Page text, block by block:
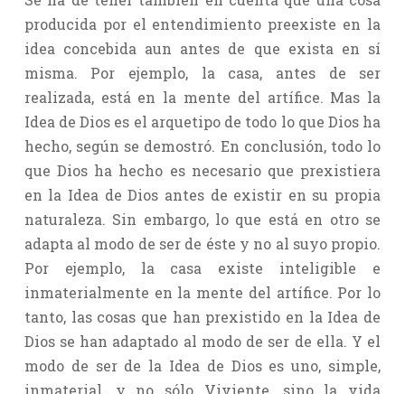
producida por el entendimiento preexiste en la
idea concebida aun antes de que exista en sí
misma. Por ejemplo, la casa, antes de ser
realizada, está en la mente del artífice. Mas la
Idea de Dios es el arquetipo de todo lo que Dios ha
hecho, según se demostró. En conclusión, todo lo
que Dios ha hecho es necesario que prexistiera
en la Idea de Dios antes de existir en su propia
naturaleza. Sin embargo, lo que está en otro se
adapta al modo de ser de éste y no al suyo propio.
Por ejemplo, la casa existe inteligible e
inmaterialmente en la mente del artífice. Por lo
tanto, las cosas que han prexistido en la Idea de
Dios se han adaptado al modo de ser de ella. Y el
modo de ser de la Idea de Dios es uno, simple,
inmaterial, y no sólo Viviente, sino la vida